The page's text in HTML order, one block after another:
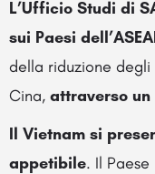
L’Ufficio Studi di
sui Paesi
della riduzione
Cina, attraverso
Il Vietnam si
appetibile. Il Paese